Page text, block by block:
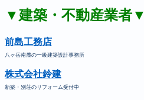
▼建築・不動産業者▼
前島工務店
八ヶ岳南麓の一級建築設計事務所
株式会社鈴建
新築・別荘のリフォーム受付中